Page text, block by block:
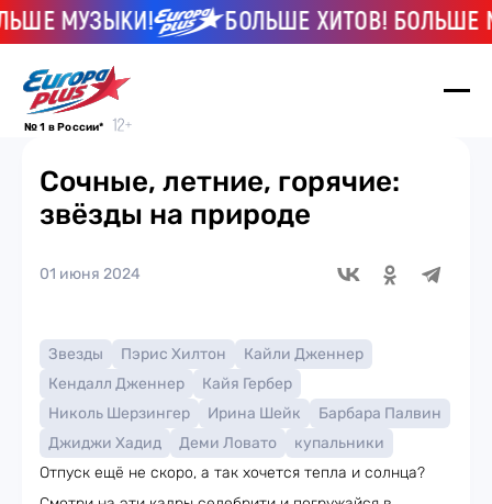
МУЗЫКИ! БОЛЬШЕ ХИТОВ! БОЛЬШЕ
№ 1 в России*
Сочные, летние, горячие:
звёзды на природе
01 июня 2024
Звезды Пэрис Хилтон
Кайли Дженнер
Кендалл Дженнер
Кайя Гербер
Николь Шерзингер
Ирина Шейк
Барбара Палвин
Джиджи Хадид
Деми Ловато
купальники
Отпуск ещё не скоро, а так хочется тепла и солнца?